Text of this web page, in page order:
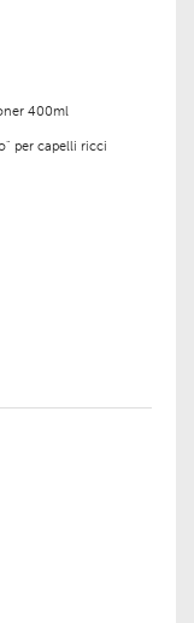
400ml
per capelli ricci